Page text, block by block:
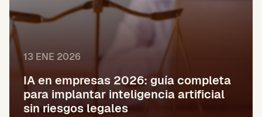
13 ENE 2026
IA en empresas 2026: guía completa
para implantar inteligencia artificial
sin riesgos legales